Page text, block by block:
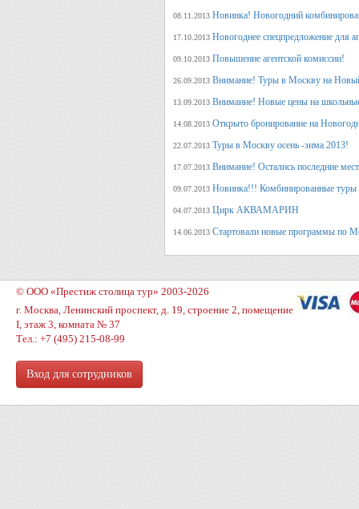
08.11.2013 Новинка! Новогодний
17.10.2013 Новогоднее спецпредложение для
09.10.2013 Повышение агентской комиссии!
26.09.2013 Внимание! Туры в Москву на
13.09.2013 Внимание! Новые цены на
14.08.2013 Открыто бронирование на
22.07.2013 Туры в Москву осень -зима 2013!
17.07.2013 Внимание! Остались последние
09.07.2013 Новинка!!! Комбинированные туры
04.07.2013 Цирк АКВАМАРИН
14.06.2013 Стартовали новые программы по
© ООО «Престиж столица тур» 2003-2026
г. Москва, Ленинский проспект, д. 19, строение 2, помещение
I, этаж 3, комната № 37
Тел.: +7 (495) 215-08-99
Вход для сотрудников